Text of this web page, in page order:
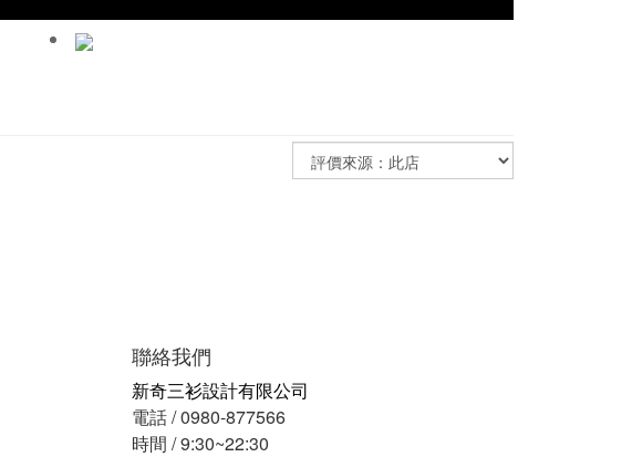
聯絡我們
新奇三衫設計有限公司
電話 / 0980-877566
時間 / 9:30~22:30